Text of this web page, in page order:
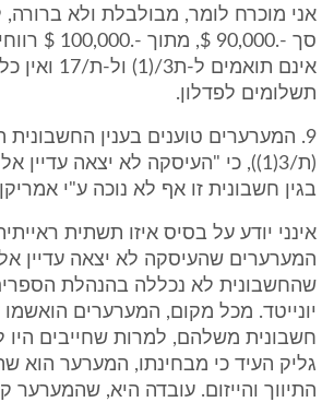
אני מוכרח לומר, מבולבלת ולא ברורה,
סך -.90,000 $,
אינם תואמים ל-
תשלומים לפדלון.
9. המערערים טוענים בענין החשבונית
(ת/3(1)), כי "העיסקה לא יצאה עדיין
בגין חשבונית זו אף לא נוכה ע"י אמריקן
אינני יודע על בסיס איזו תשתית
המערערים שהעיסקה לא יצאה עדיין
שהחשבונית לא נכללה בהנהלת
יונייטד. מכל מקום, המערערים הואשמו
חשבונית משלהם, למרות שחייבים היו
גליק העיד כי מבחינתו, המערער הוא
התיווך והייזום. עובדה היא, שהמערער